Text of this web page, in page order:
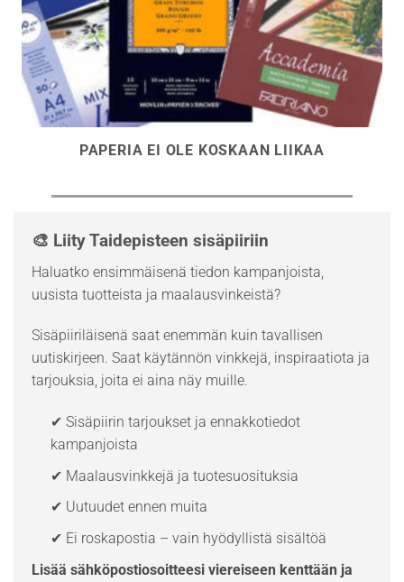
PAPERIA EI OLE KOSKAAN LIIKAA
🎨 Liity Taidepisteen sisäpiiriin
Haluatko ensimmäisenä tiedon kampanjoista,
uusista tuotteista ja maalausvinkeistä?
Sisäpiiriläisenä saat enemmän kuin tavallisen
uutiskirjeen. Saat käytännön vinkkejä, inspiraatiota ja
tarjouksia, joita ei aina näy muille.
✔ Sisäpiirin tarjoukset ja ennakkotiedot
kampanjoista
✔ Maalausvinkkejä ja tuotesuosituksia
✔ Uutuudet ennen muita
✔ Ei roskapostia – vain hyödyllistä sisältöä
Lisää sähköpostiosoitteesi viereiseen kenttään ja